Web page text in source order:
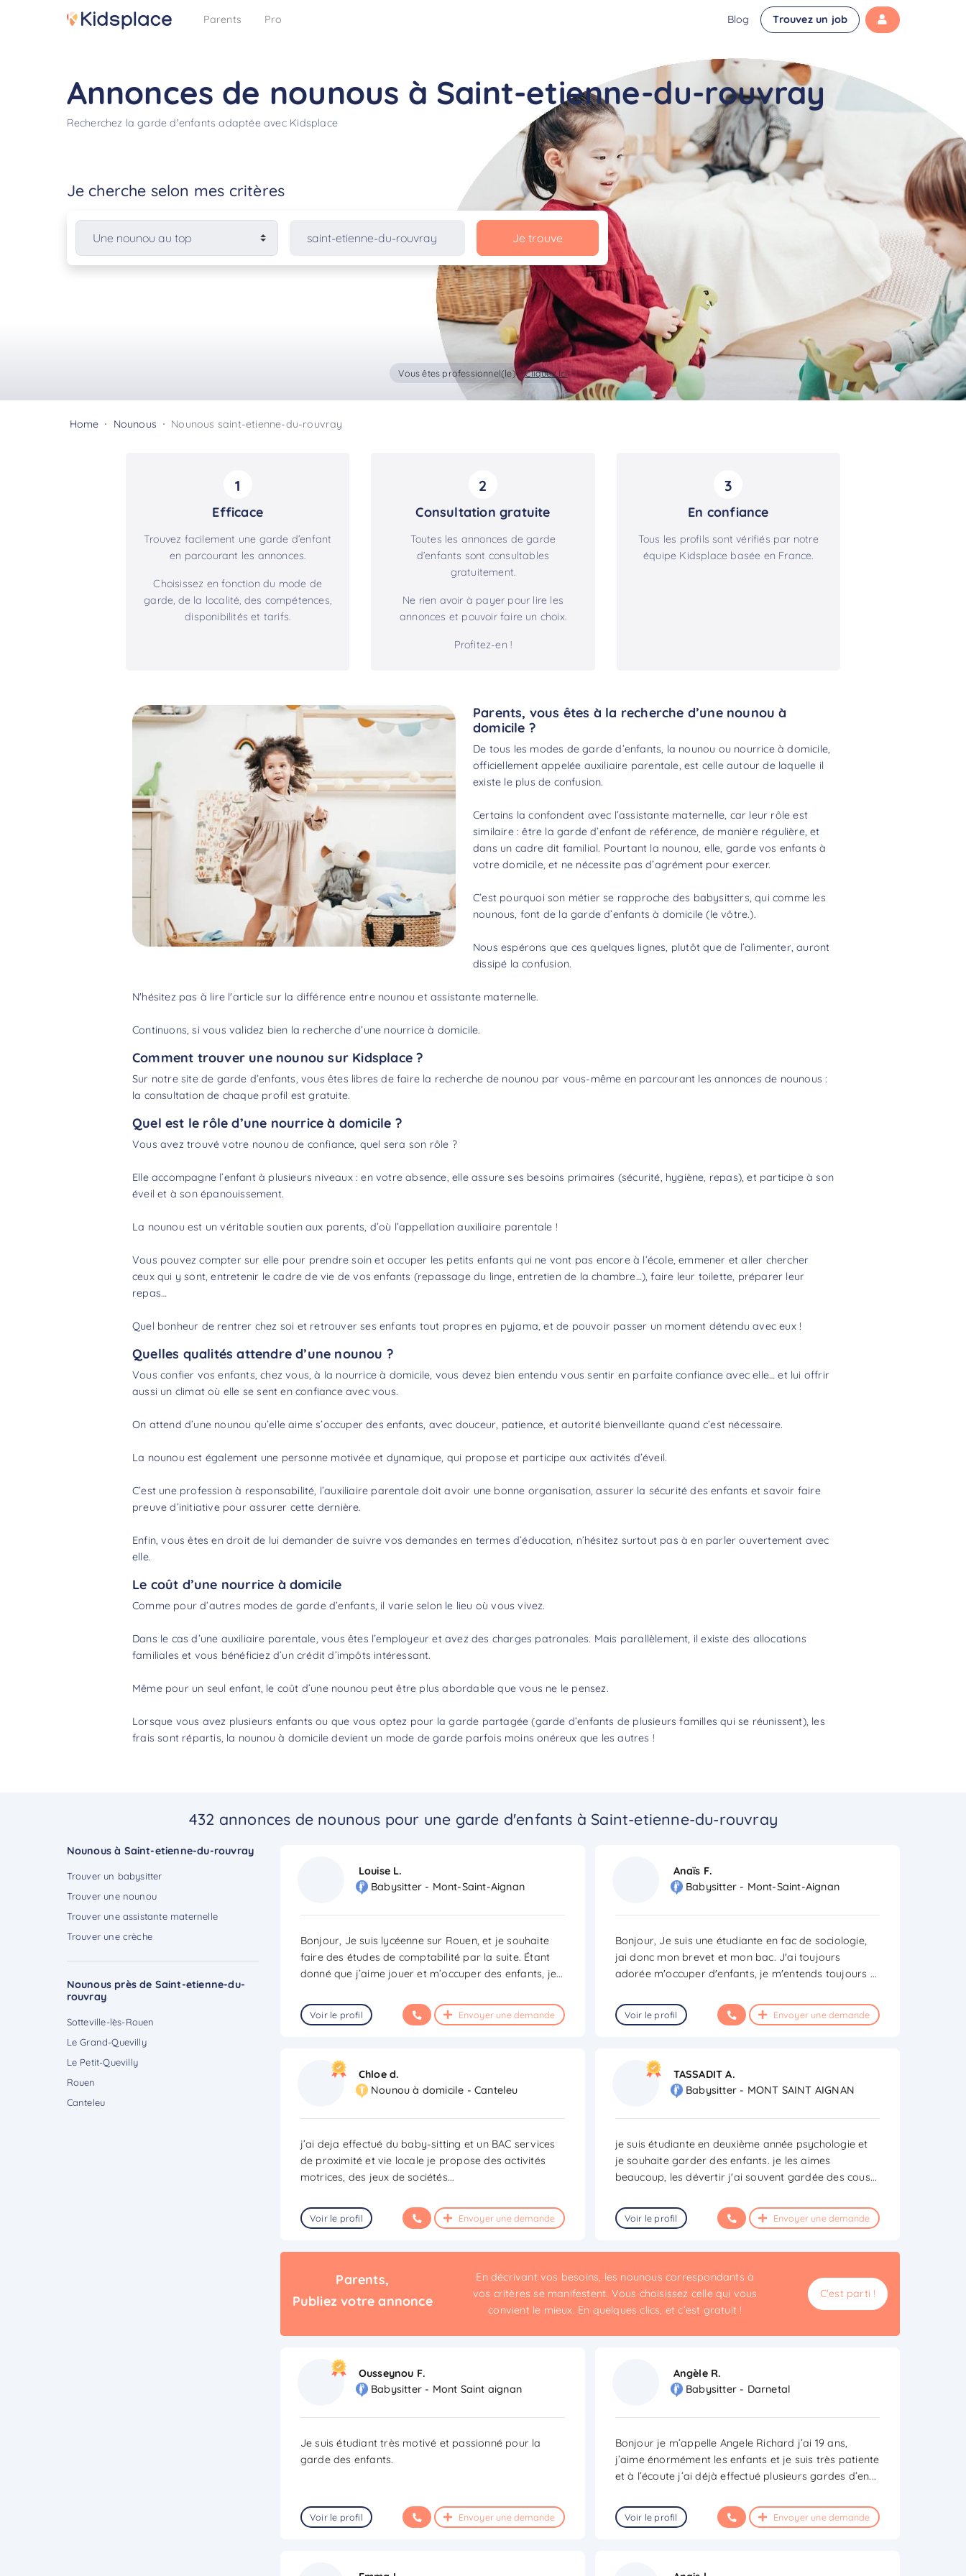
Parents Pro Blog Trouvez un job
Annonces de nounous à Saint-etienne-du-rouvray
Recherchez la garde d'enfants adaptée avec Kidsplace
Je cherche selon mes critères
Je trouve
Vous êtes professionnel(le) ?Cliquez ici
Home Nounous Nounous saint-etienne-du-rouvray
1
Efficace
Trouvez facilement une garde d’enfant
en parcourant les annonces.
Choisissez en fonction du mode de
garde, de la localité, des compétences,
disponibilités et tarifs.
2
Consultation gratuite
Toutes les annonces de garde
d’enfants sont consultables
gratuitement.
Ne rien avoir à payer pour lire les
annonces et pouvoir faire un choix.
Profitez-en !
3
En confiance
Tous les profils sont vérifiés par notre
équipe Kidsplace basée en France.
Parents, vous êtes à la recherche d’une nounou à
domicile ?
De tous les modes de garde d’enfants, la nounou ou nourrice à domicile,
officiellement appelée auxiliaire parentale, est celle autour de laquelle il
existe le plus de confusion.
Certains la confondent avec l’assistante maternelle, car leur rôle est
similaire : être la garde d’enfant de référence, de manière régulière, et
dans un cadre dit familial. Pourtant la nounou, elle, garde vos enfants à
votre domicile, et ne nécessite pas d’agrément pour exercer.
C’est pourquoi son métier se rapproche des babysitters , qui comme les
nounous, font de la garde d’enfants à domicile (le vôtre.).
Nous espérons que ces quelques lignes, plutôt que de l’alimenter, auront
dissipé la confusion.
N'hésitez pas à lire l'article sur la différence entre nounou et assistante maternelle.
Continuons, si vous validez bien la recherche d’une nourrice à domicile.
Comment trouver une nounou sur Kidsplace ?
Sur notre site de garde d’enfants, vous êtes libres de faire la recherche de nounou par vous-même en parcourant les annonces de nounous :
la consultation de chaque profil est gratuite.
Quel est le rôle d’une nourrice à domicile ?
Vous avez trouvé votre nounou de confiance, quel sera son rôle ?
Elle accompagne l’enfant à plusieurs niveaux : en votre absence, elle assure ses besoins primaires (sécurité, hygiène, repas), et participe à son
éveil et à son épanouissement.
La nounou est un véritable soutien aux parents, d’où l’appellation auxiliaire parentale !
Vous pouvez compter sur elle pour prendre soin et occuper les petits enfants qui ne vont pas encore à l’école, emmener et aller chercher
ceux qui y sont, entretenir le cadre de vie de vos enfants (repassage du linge, entretien de la chambre…), faire leur toilette, préparer leur
repas…
Quel bonheur de rentrer chez soi et retrouver ses enfants tout propres en pyjama, et de pouvoir passer un moment détendu avec eux !
Quelles qualités attendre d’une nounou ?
Vous confier vos enfants, chez vous, à la nourrice à domicile, vous devez bien entendu vous sentir en parfaite confiance avec elle… et lui offrir
aussi un climat où elle se sent en confiance avec vous.
On attend d’une nounou qu’elle aime s’occuper des enfants, avec douceur, patience, et autorité bienveillante quand c’est nécessaire.
La nounou est également une personne motivée et dynamique, qui propose et participe aux activités d’éveil.
C’est une profession à responsabilité, l’auxiliaire parentale doit avoir une bonne organisation, assurer la sécurité des enfants et savoir faire
preuve d’initiative pour assurer cette dernière.
Enfin, vous êtes en droit de lui demander de suivre vos demandes en termes d’éducation, n’hésitez surtout pas à en parler ouvertement avec
elle.
Le coût d’une nourrice à domicile
Comme pour d’autres modes de garde d’enfants, il varie selon le lieu où vous vivez.
Dans le cas d’une auxiliaire parentale, vous êtes l’employeur et avez des charges patronales. Mais parallèlement, il existe des allocations
familiales et vous bénéficiez d’un crédit d’impôts intéressant.
Même pour un seul enfant, le coût d’une nounou peut être plus abordable que vous ne le pensez.
Lorsque vous avez plusieurs enfants ou que vous optez pour la garde partagée (garde d’enfants de plusieurs familles qui se réunissent), les
frais sont répartis, la nounou à domicile devient un mode de garde parfois moins onéreux que les autres !
432 annonces de nounous pour une garde d'enfants à Saint-etienne-du-rouvray
Nounous à Saint-etienne-du-rouvray
Trouver un babysitter
Trouver une nounou
Trouver une assistante maternelle
Trouver une crèche
Nounous près de Saint-etienne-du-
rouvray
Sotteville-lès-Rouen
Le Grand-Quevilly
Le Petit-Quevilly
Rouen
Canteleu
Louise L.
Babysitter - Mont-Saint-Aignan
Bonjour, Je suis lycéenne sur Rouen, et je souhaite
faire des études de comptabilité par la suite. Étant
donné que j’aime jouer et m’occuper des enfants, je...
Voir le profil Envoyer une demande
Anaïs F.
Babysitter - Mont-Saint-Aignan
Bonjour, Je suis une étudiante en fac de sociologie,
jai donc mon brevet et mon bac. J'ai toujours
adorée m'occuper d'enfants, je m'entends toujours ...
Voir le profil Envoyer une demande
Chloe d.
Nounou à domicile - Canteleu
j’ai deja effectué du baby-sitting et un BAC services
de proximité et vie locale je propose des activités
motrices, des jeux de sociétés...
Voir le profil Envoyer une demande
TASSADIT A.
Babysitter - MONT SAINT AIGNAN
je suis étudiante en deuxième année psychologie et
je souhaite garder des enfants. je les aimes
beaucoup, les dévertir j'ai souvent gardée des cous...
Voir le profil Envoyer une demande
Parents,
Publiez votre annonce
En décrivant vos besoins, les nounous correspondants à
vos critères se manifestent. Vous choisissez celle qui vous
convient le mieux. En quelques clics, et c’est gratuit !
C'est parti !
Ousseynou F.
Babysitter - Mont Saint aignan
Je suis étudiant très motivé et passionné pour la
garde des enfants.
Voir le profil Envoyer une demande
Angèle R.
Babysitter - Darnetal
Bonjour je m’appelle Angele Richard j’ai 19 ans,
j’aime énormément les enfants et je suis très patiente
et à l’écoute j’ai déjà effectué plusieurs gardes d’en...
Voir le profil Envoyer une demande